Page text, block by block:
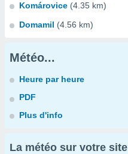
Komárovice (4.35 km)
Domamil (4.56 km)
Météo...
Heure par heure
PDF
Plus d'info
La météo sur votre site